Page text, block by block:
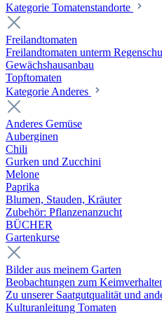
Kategorie Tomatenstandorte
Freilandtomaten
Freilandtomaten unterm
Gewächshausanbau
Topftomaten
Kategorie Anderes
Anderes Gemüse
Auberginen
Chili
Gurken und Zucchini
Melone
Paprika
Blumen, Stauden, Kräuter
Zubehör: Pflanzenanzucht
BÜCHER
Gartenkurse
Bilder aus meinem Garten
Beobachtungen zum
Zu unserer Saatgutqualität und
Kulturanleitung Tomaten